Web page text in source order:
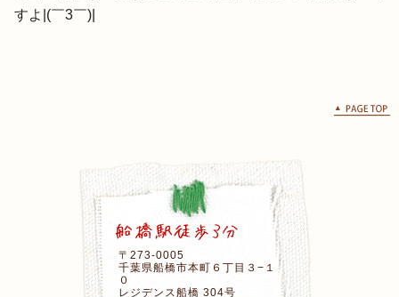
すよ|(￣3￣)|
〒273-0005
千葉県船橋市本町６丁目３−１
０
レジデンス船橋 304号